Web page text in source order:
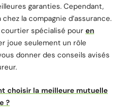
garanties. Cependant,
la compagnie d’assurance.
courtier spécialisé pour en
joue seulement un rôle
donner des conseils avisés
choisir la meilleure mutuelle
?